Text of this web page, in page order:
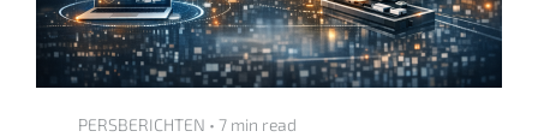
PERSBERICHTEN • 7 min read